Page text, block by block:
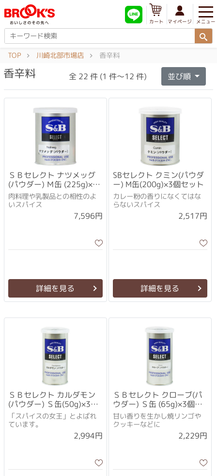
メニュー
マイページ
カート
TOP 川崎北部市場店 香辛料
香辛料 全 22 件 (1 件～12 件) 並び順
ＳＢセレクト ナツメッグ
(パウダー) Ｍ缶 (225g)×3
個セット
肉料理や乳製品との相性のよ
いスパイス
7,596円
詳細を見る
SBセレクト クミン(パウダ
ー) M缶(200g)×3個セット
カレー粉の香りになくてはな
らないスパイス
2,517円
詳細を見る
ＳＢセレクト カルダモン
(パウダー) Ｓ缶(50g)×3個
セット
「スパイスの女王」とよばれ
ています。
2,994円
ＳＢセレクト クローブ(パ
ウダー) Ｓ缶 (65g)×3個セ
ット
甘い香りを生かし焼リンゴや
クッキーなどに
2,229円